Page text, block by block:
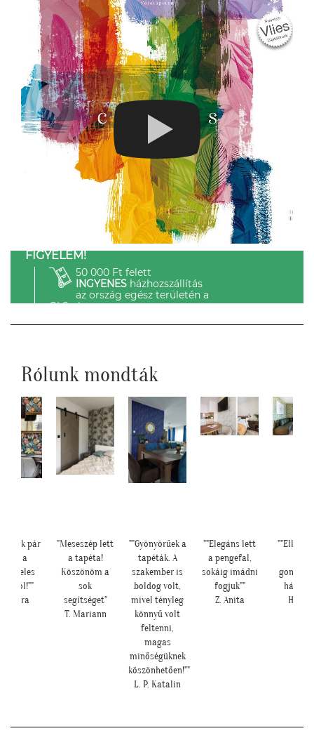
FIGYELEM!
50 000 Ft felett
INGYENESházhozszállítás
az ország egész területén a
GLS-el.
Rólunk mondták
pár
a
Laura
"Meseszép lett
a tapéta!
Köszönöm a
sok
segítséget"
T. Mariann
""Gyönyörűek a
tapéták. A
szakember is
boldog volt,
mivel tényleg
könnyű volt
feltenni,
magas
minőségüknek
köszönhetően!""
L. P. Katalin
""Elegáns lett
a pengefal,
sokáig imádni
fogjuk""
Z. Anita
hátha
H.